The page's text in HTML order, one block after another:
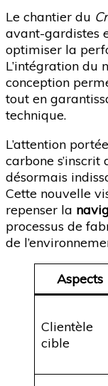
Le chantier du
avant-gardistes
optimiser la
L’intégration du
conception
tout en
technique.
L’attention
carbone
désormais
Cette nouvelle
repenser la
processus de
de
Aspects
Clientèle
cible